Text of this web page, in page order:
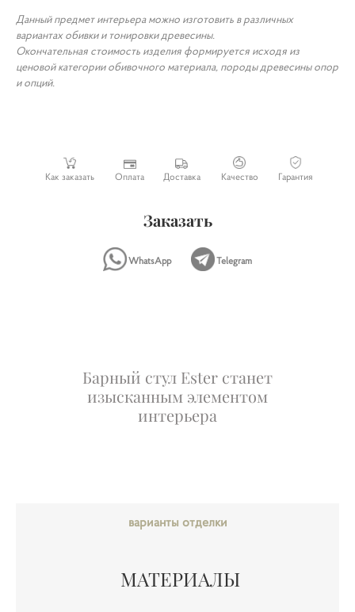
Данный предмет интерьера можно изготовить в различных
вариантах обивки и тонировки древесины.
Окончательная стоимость изделия формируется исходя из
ценовой категории обивочного материала, породы древесины опор
и опций.
Как заказать Оплата Доставка Качество Гарантия
Заказать
WhatsApp Telegram
Барный стул Ester станет
изысканным элементом
интерьера
варианты отделки
МАТЕРИАЛЫ